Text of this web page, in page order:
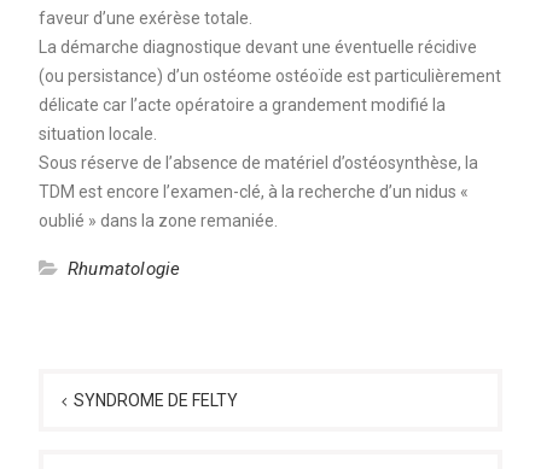
faveur d’une exérèse totale.
La démarche diagnostique devant une éventuelle récidive
(ou persistance) d’un ostéome ostéoïde est particulièrement
délicate car l’acte opératoire a grandement modifié la
situation locale.
Sous réserve de l’absence de matériel d’ostéosynthèse, la
TDM est encore l’examen-clé, à la recherche d’un nidus «
oublié » dans la zone remaniée.
Rhumatologie
de SYNDROME DE FELTY